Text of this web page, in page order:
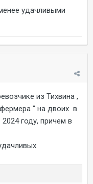
удачливыми
из Тихвина ,
" на двоих в
году, причем в